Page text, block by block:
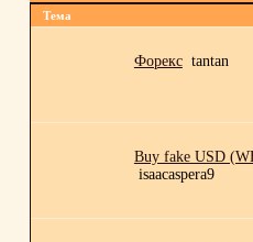
Тема
Форекс tantan
Buy fake USD
isaacaspera9